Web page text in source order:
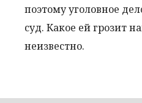
поэтому уголовное
суд. Какое ей грозит
неизвестно.